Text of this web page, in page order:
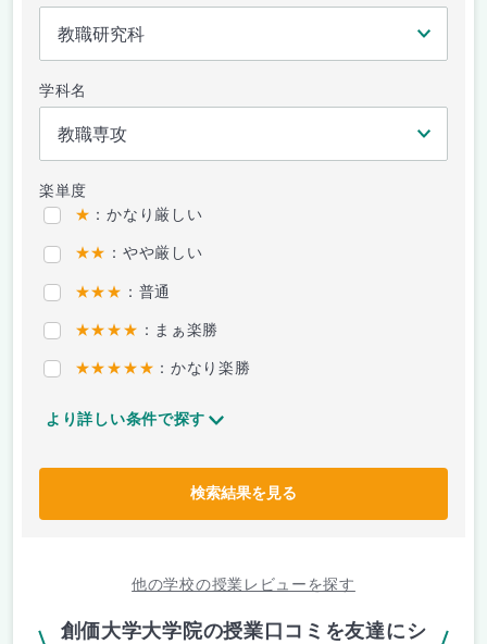
学科名
楽単度
★ ：かなり厳しい
★★ ：やや厳しい
★★★ ：普通
★★★★ ：まぁ楽勝
★★★★★ ：かなり楽勝
より詳しい条件で探す
検索結果を見る
他の学校の授業レビューを探す
創価大学大学院の授業口コミを友達にシ